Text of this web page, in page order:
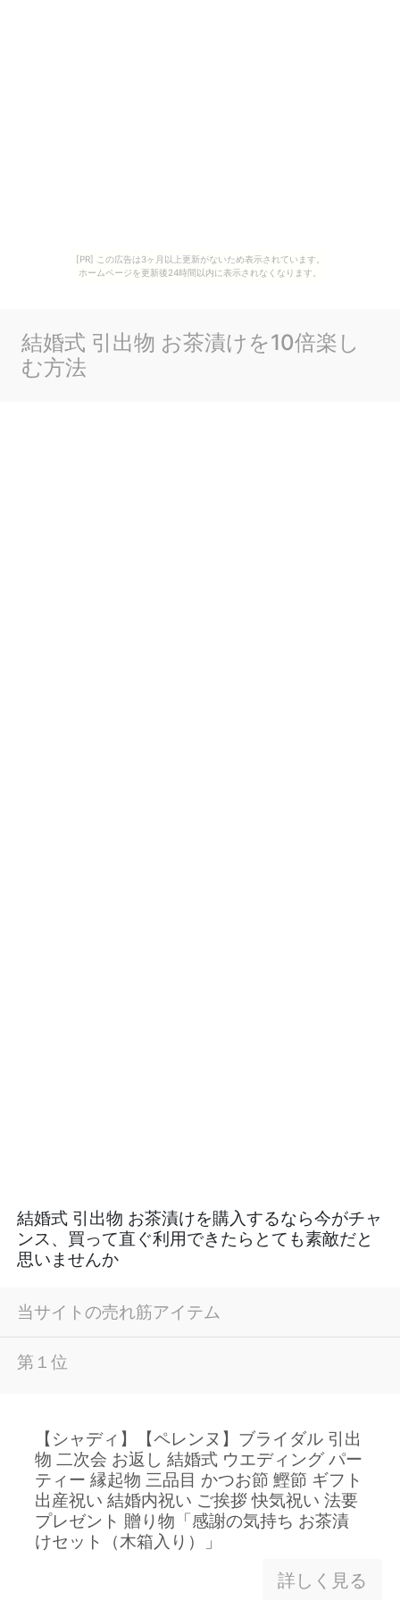
[PR] この広告は3ヶ月以上更新がないため表示されています。
ホームページを更新後24時間以内に表示されなくなります。
結婚式 引出物 お茶漬けを10倍楽し
む方法
結婚式 引出物 お茶漬けを購入するなら今がチャ
ンス、買って直ぐ利用できたらとても素敵だと
思いませんか
当サイトの売れ筋アイテム
第１位
【シャディ】【ペレンヌ】ブライダル 引出
物 二次会 お返し 結婚式 ウエディング パー
ティー 縁起物 三品目 かつお節 鰹節 ギフト
出産祝い 結婚内祝い ご挨拶 快気祝い 法要
プレゼント 贈り物「感謝の気持ち お茶漬
けセット（木箱入り）」
詳しく見る